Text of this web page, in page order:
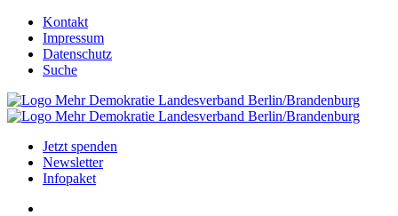
Kontakt
Impressum
Datenschutz
Suche
Jetzt spenden
Newsletter
Infopaket